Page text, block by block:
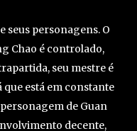
seus personagens. O
Chao é controlado,
seu mestre é
está em constante
de Guan
decente,